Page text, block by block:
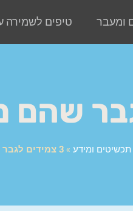
ומעבר טיפים לשמירה
תכשיטים ומידע » 3 צמידים לגבר שהם מושלמים לקיץ!